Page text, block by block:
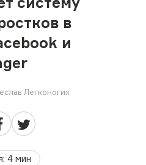
в
и
Легконогих
: 4мин